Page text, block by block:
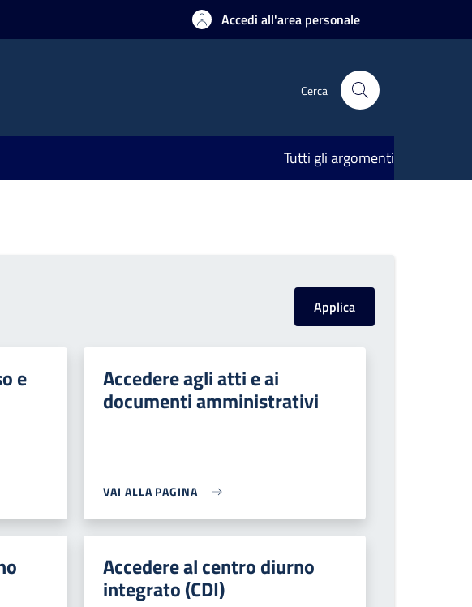
Accedi all'area personale
Cerca
Tutti gli argomenti
e Accedere agli atti e ai
documenti amministrativi
VAI ALLA PAGINA
Accedere al centro diurno
integrato (CDI)